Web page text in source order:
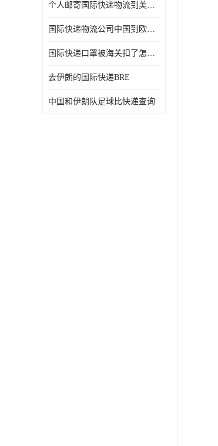
个人邮寄国际快递物流到美加墨西哥英国比利时荷兰波兰意大利
国际快递物流公司中国到欧洲英国法国德国能寄铁路空运海运
国际快递口罩被海关扣了怎么办
去伊朗的国际快递BRE
中国和伊朗队足球比快递查询